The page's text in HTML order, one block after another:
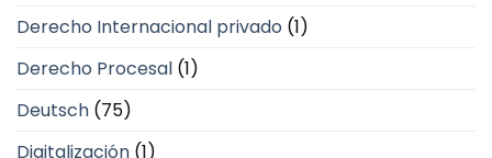
Derecho Internacional privado (1)
Derecho Procesal (1)
Deutsch (75)
Digitalización (1)